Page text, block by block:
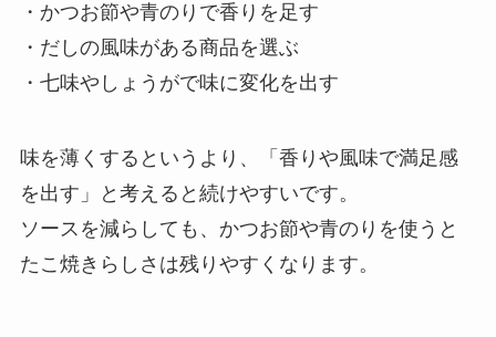
・かつお節や青のりで香りを足す
・だしの風味がある商品を選ぶ
・七味やしょうがで味に変化を出す
味を薄くするというより、「香りや風味で満足感
を出す」と考えると続けやすいです。
ソースを減らしても、かつお節や青のりを使うと
たこ焼きらしさは残りやすくなります。